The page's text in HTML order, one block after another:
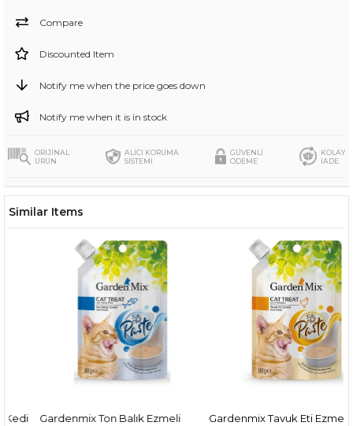
Compare
Discounted Item
Notify me when the price goes down
Notify me when it is in stock
ORİJİNAL
ÜRÜN
ALICI KORUMA
SİSTEMİ
GÜVENLİ
ÖDEME
KOLAY
İADE
Similar Items
Gardenmix Ton Balık Ezmeli
Gardenmix Tavuk Eti Ezmeli